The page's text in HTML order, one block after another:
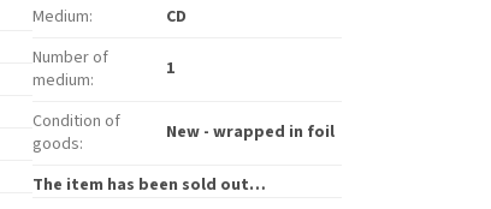
Medium:
CD
Number of
medium: 1
Condition of
goods: New - wrapped in foil
The item has been sold out…